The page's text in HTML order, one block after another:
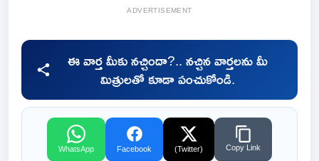
ADVERTISEMENT
ఈ వార్త మీకు నచ్చిందా?.. నచ్చిన వార్తలను మీ
మిత్రులతో కూడా పంచుకోండి.
WhatsApp Facebook (Twitter) Copy Link